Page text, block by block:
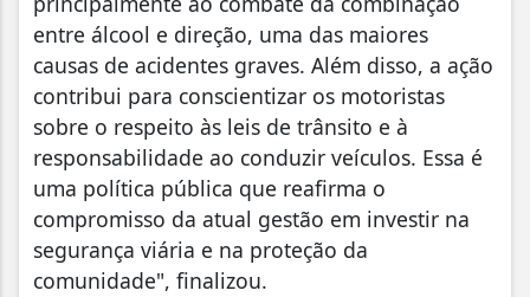
entre álcool e direção, uma das maiores
causas de acidentes graves. Além disso, a ação
contribui para conscientizar os motoristas
sobre o respeito às leis de trânsito e à
responsabilidade ao conduzir veículos. Essa é
uma política pública que reafirma o
compromisso da atual gestão em investir na
segurança viária e na proteção da
comunidade", finalizou.